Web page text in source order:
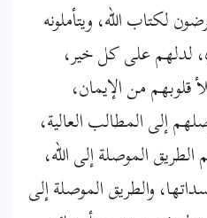
لكتاب الله، ويتأملونه
لدلهم على كل خير،
من الإيمان،
إلى المطالب العالية،
الطريق الموصلة إلى الله،
والطريق الموصلة إلى